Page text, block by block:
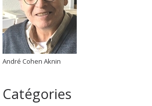
André Cohen Aknin
Catégories